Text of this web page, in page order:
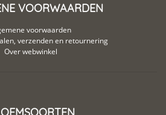
VOORWAARDEN
voorwaarden
verzenden en retournering
Over webwinkel